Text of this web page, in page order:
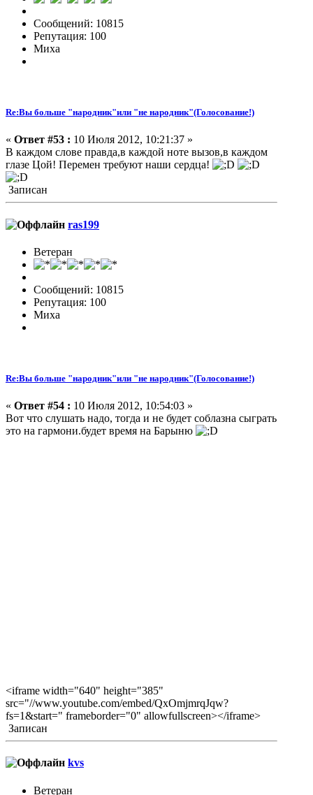
Сообщений: 10815
Репутация: 100
Миха
Re:Вы больше "народник"или "не народник"(Голосование!)
« Ответ #53 : 10 Июля 2012, 10:21:37 »
В каждом слове правда,в каждой ноте вызов,в каждом
глазе Цой! Перемен требуют наши сердца!
Записан
ras199
Ветеран
Сообщений: 10815
Репутация: 100
Миха
Re:Вы больше "народник"или "не народник"(Голосование!)
« Ответ #54 : 10 Июля 2012, 10:54:03 »
Вот что слушать надо, тогда и не будет соблазна сыграть
это на гармони.будет время на Барыню
<iframe width="640" height="385"
src="//www.youtube.com/embed/QxOmjmrqJqw?
fs=1&start=" frameborder="0" allowfullscreen></iframe>
Записан
kvs
Ветеран